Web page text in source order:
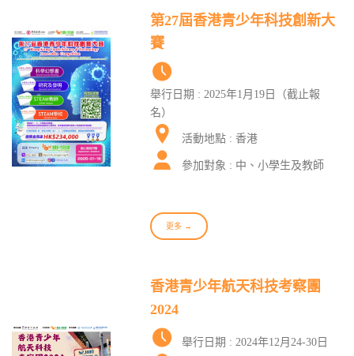
第27屆香港青少年科技創新大
賽
舉行日期 : 2025年1月19日（截止報
名）
活動地點 : 香港
參加對象 : 中、小學生及教師
更多 →
香港青少年航天科技考察團
2024
舉行日期 : 2024年12月24-30日